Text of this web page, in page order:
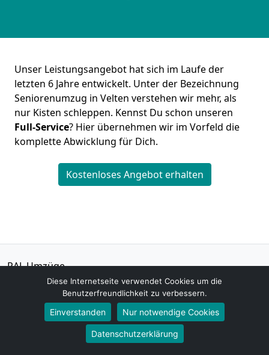
Unser Leistungsangebot hat sich im Laufe der
letzten 6 Jahre entwickelt. Unter der Bezeichnung
Seniorenumzug in Velten verstehen wir mehr, als
nur Kisten schleppen. Kennst Du schon unseren
Full-Service? Hier übernehmen wir im Vorfeld die
komplette Abwicklung für Dich.
Kostenloses Angebot erhalten
RAL Umzüge
Peter Peters
Velten
01579-2621464
Diese Internetseite verwendet Cookies um die
Benutzerfreundlichkeit zu verbessern.
Einverstanden Nur notwendige Cookies
Datenschutzerklärung